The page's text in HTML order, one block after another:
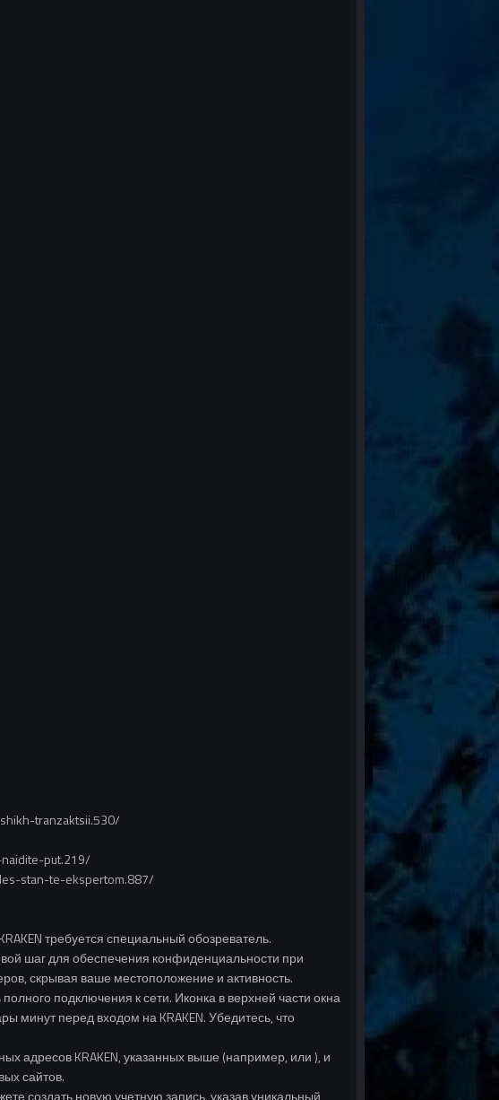
tranzaktsii.530/
put.219/
stan-te-ekspertom.887/
требуется специальный обозреватель.
шаг для обеспечения конфиденциальности при
скрывая ваше местоположение и активность.
подключения к сети. Иконка в верхней части окна
минут перед входом на KRAKEN. Убедитесь, что
адресов KRAKEN, указанных выше (например, или ), и
сайтов.
создать новую учетную запись, указав уникальный